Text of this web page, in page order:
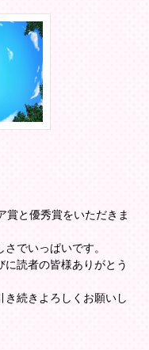
賞と優秀賞をいただきま
でいっぱいです。
読者の皆様ありがとう
き続きよろしくお願いし